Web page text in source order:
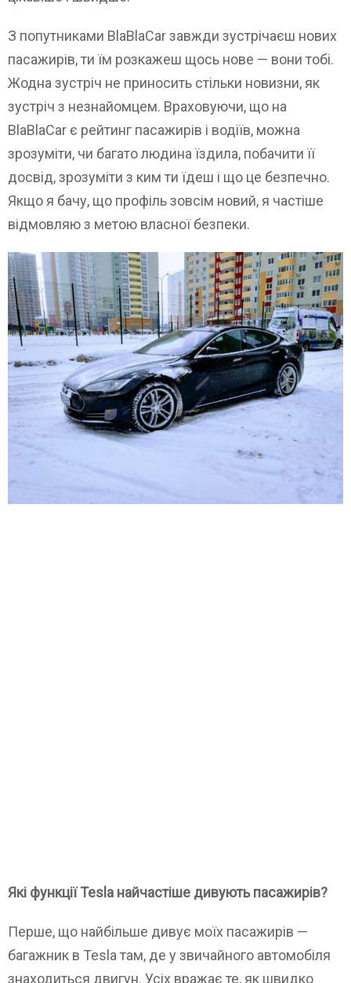
З попутниками BlaBlaCar завжди зустрічаєш нових
пасажирів, ти їм розкажеш щось нове — вони тобі.
Жодна зустріч не приносить стільки новизни, як
зустріч з незнайомцем. Враховуючи, що на
BlaBlaCar є рейтинг пасажирів і водіїв, можна
зрозуміти, чи багато людина їздила, побачити її
досвід, зрозуміти з ким ти їдеш і що це безпечно.
Якщо я бачу, що профіль зовсім новий, я частіше
відмовляю з метою власної безпеки.
Які функції Tesla найчастіше дивують пасажирів?
Перше, що найбільше дивує моїх пасажирів —
багажник в Tesla там, де у звичайного автомобіля
знаходиться двигун. Усіх вражає те, як швидко